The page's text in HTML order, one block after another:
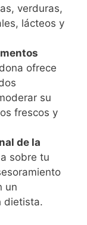
verduras,
lácteos y
ofrece
su
frescos y
de la
sobre tu
un
dietista.